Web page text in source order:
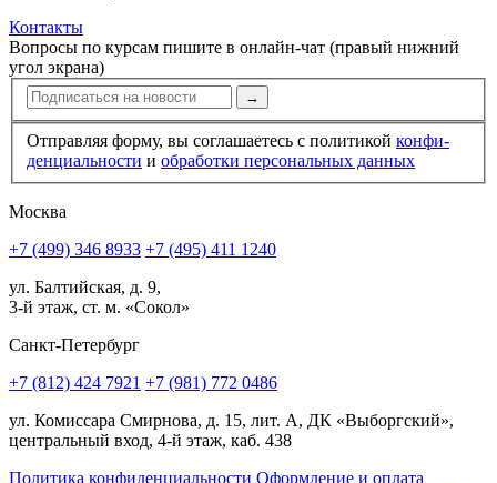
Контакты
Вопросы по курсам пишите в онлайн-чат (правый нижний
угол экрана)
→
Отправляя форму, вы соглашаетесь с политикой конфи­
ден­циальности и обработки персональных данных
Москва
+7 (499) 346 8933 +7 (495) 411 1240
ул. Балтийская, д. 9,
3-й этаж, ст. м. «Сокол»
Санкт-Петербург
+7 (812) 424 7921 +7 (981) 772 0486
ул. Комиссара Смирнова, д. 15, лит. А, ДК «Выборгский»,
центральный вход, 4-й этаж, каб. 438
Политика конфиденциальности Оформление и оплата